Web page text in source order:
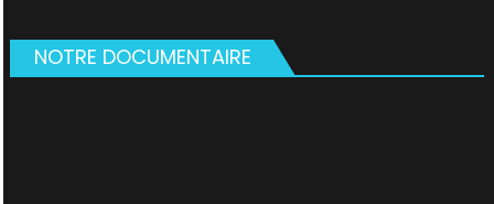
NOTRE DOCUMENTAIRE